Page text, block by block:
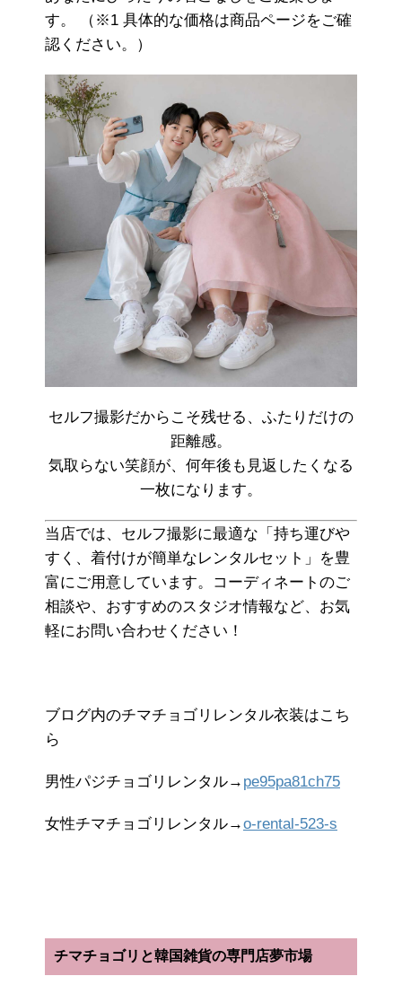
す。 （※1 具体的な価格は商品ページをご確
認ください。）
セルフ撮影だからこそ残せる、ふたりだけの
距離感。
気取らない笑顔が、何年後も見返したくなる
一枚になります。
当店では、セルフ撮影に最適な「持ち運びや
すく、着付けが簡単なレンタルセット」を豊
富にご用意しています。コーディネートのご
相談や、おすすめのスタジオ情報など、お気
軽にお問い合わせください！
ブログ内のチマチョゴリレンタル衣装はこち
ら
男性パジチョゴリレンタル→ pe95pa81ch75
女性チマチョゴリレンタル→o-rental-523-s
チマチョゴリと韓国雑貨の専門店夢市場